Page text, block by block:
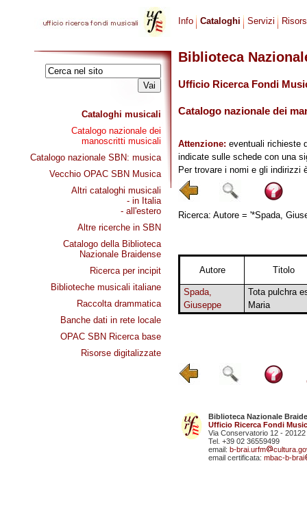
Cataloghi musicali
Catalogo nazionale dei
manoscritti musicali
Catalogo nazionale SBN: musica
Vecchio OPAC SBN Musica
Altri cataloghi musicali
- in Italia
- all'estero
Altre ricerche in SBN
Catalogo della Biblioteca
Nazionale Braidense
Ricerca per incipit
Biblioteche musicali italiane
Raccolta drammatica
Banche dati in rete locale
OPAC SBN Ricerca base
Risorse digitalizzate
Info Cataloghi Servizi
Biblioteca
Ufficio Ricerca Fondi
Catalogo nazionale dei
Attenzione: eventuali richieste
indicate sulle schede con una
Per trovare i nomi e gli indirizzi
Ricerca: Autore = '*Spada,
Autore Titolo
Spada,
Giuseppe
Tota pulchra
Maria
Biblioteca Nazionale
Ufficio Ricerca Fondi
Via Conservatorio 12 - 20122
Tel. +39 02 36559499
email: b-brai.urfm
email certificata: mbac-b-brai